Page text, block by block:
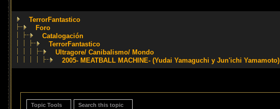
TerrorFantastico
Foro
Catalogación
TerrorFantastico
Ultragore/ Canibalismo/ Mondo
2005- MEATBALL MACHINE- (Yudai Yamaguchi y Jun'ichi Yamamoto)
Topic Tools Search this topic